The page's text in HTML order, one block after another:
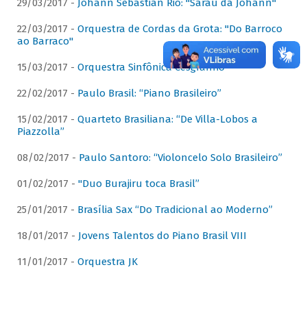
29/03/2017 - Johann Sebastian Rio: "Sarau da Johann"
22/03/2017 - Orquestra de Cordas da Grota: "Do Barroco
ao Barraco"
15/03/2017 - Orquestra Sinfônica Cesgranrio
22/02/2017 - Paulo Brasil: “Piano Brasileiro”
15/02/2017 - Quarteto Brasiliana: “De Villa-Lobos a
Piazzolla”
08/02/2017 - Paulo Santoro: “Violoncelo Solo Brasileiro”
01/02/2017 - "Duo Burajiru toca Brasil”
25/01/2017 - Brasília Sax “Do Tradicional ao Moderno”
18/01/2017 - Jovens Talentos do Piano Brasil VIII
11/01/2017 - Orquestra JK